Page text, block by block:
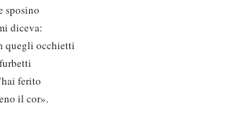
sposino
diceva:
quegli occhietti
ferito
il cor».